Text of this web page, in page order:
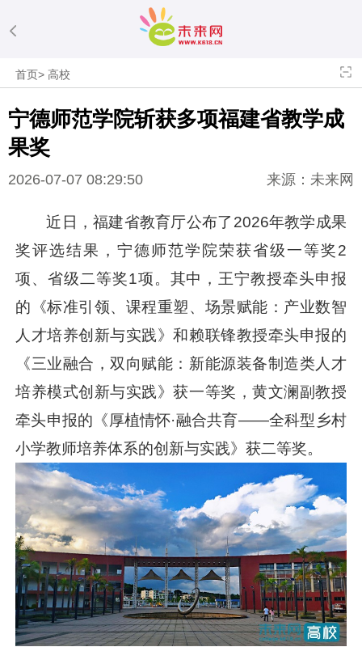
首页>高校
宁德师范学院斩获多项福建省教学成
果奖
2026-07-07 08:29:50 来源：未来网
近日，福建省教育厅公布了2026年教学成果
奖评选结果，宁德师范学院荣获省级一等奖2
项、省级二等奖1项。其中，王宁教授牵头申报
的《标准引领、课程重塑、场景赋能：产业数智
人才培养创新与实践》和赖联锋教授牵头申报的
《三业融合，双向赋能：新能源装备制造类人才
培养模式创新与实践》获一等奖，黄文澜副教授
牵头申报的《厚植情怀·融合共育——全科型乡村
小学教师培养体系的创新与实践》获二等奖。